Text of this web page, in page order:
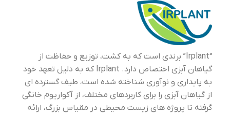
“Irplant” برندی است که به کشت، توزیع و حفاظت از
گیاهان آبزی اختصاص دارد. Irplant که به دلیل تعهد خود
به پایداری و نوآوری شناخته شده است، طیف گسترده ای
از گیاهان آبزی را برای کاربردهای مختلف، از آکواریوم خانگی
گرفته تا پروژه های زیست محیطی در مقیاس بزرگ، ارائه